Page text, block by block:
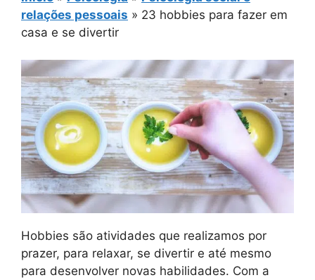
relações pessoais » 23 hobbies para fazer em
casa e se divertir
Hobbies são atividades que realizamos por
prazer, para relaxar, se divertir e até mesmo
para desenvolver novas habilidades. Com a